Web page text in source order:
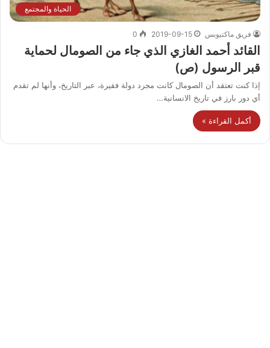
الحياة والمجتمع
فريق ماكتيوبس 2019-09-15
0
القائد أحمد الغازي الذي جاء من الصومال لحماية
قبر الرسول (ص)
إذا كنت تعتقد أن الصومال كانت مجرد دولة فقيرة، عبر التاريخ، وأنها لم تقدم
أي دور بارز في تاريخ الانسانية…
أكمل القراءة »